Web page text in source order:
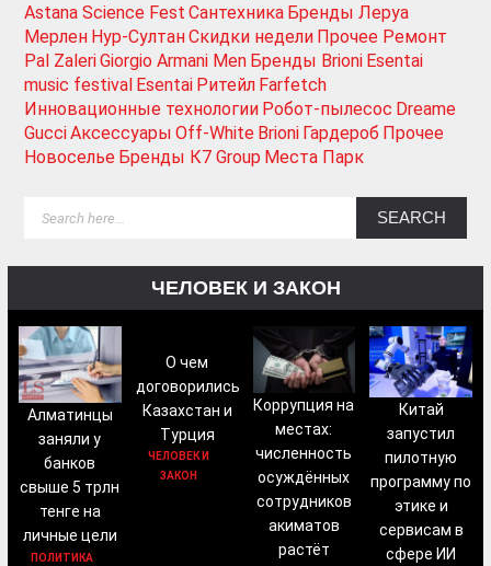
Astana Science Fest Сантехника Бренды Леруа
Мерлен Нур-СултанСкидки недели Прочее Ремонт
Pal ZaleriGiorgio Armani Men Бренды Brioni Esentai
music festival Esentai Ритейл Farfetch
Инновационные технологии Робот-пылесос Dreame
GucciАксессуары Off-White Brioni Гардероб Прочее
Новоселье Бренды К7 Group Места Парк
ЧЕЛОВЕК И ЗАКОН
Алматинцы
заняли у
банков
свыше 5 трлн
тенге на
личные цели
ПОЛИТИКА
О чем
договорились
Казахстан и
Турция
ЧЕЛОВЕК И
ЗАКОН
Коррупция на
местах:
численность
осуждённых
сотрудников
акиматов
растёт
Китай
запустил
пилотную
программу по
этике и
сервисам в
сфере ИИ